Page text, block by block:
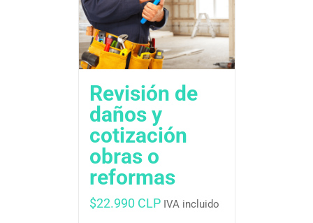
Revisión de
daños y
cotización 
obras o
reformas
$22.990 CLP IVA incluido